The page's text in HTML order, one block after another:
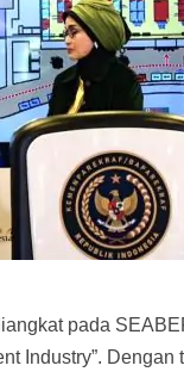
pada
Industry”.